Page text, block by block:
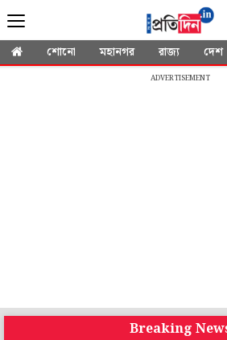
শোনো মহানগর রাজ্য দেশ
ADVERTISEMENT
Breaking